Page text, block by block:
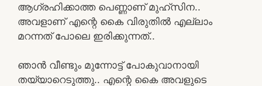
ആഗ്രഹിക്കാത്ത പെണ്ണാണ് മുഹ്സിന..
അവളാണ് എന്റെ കൈ വിരുതിൽ എല്ലാം
മറന്നത് പോലെ ഇരിക്കുന്നത്..
ഞാൻ വീണ്ടും മുന്നോട്ട് പോകുവാനായി
തയ്യാറെടുത്തു.. എന്റെ കൈ അവളുടെ